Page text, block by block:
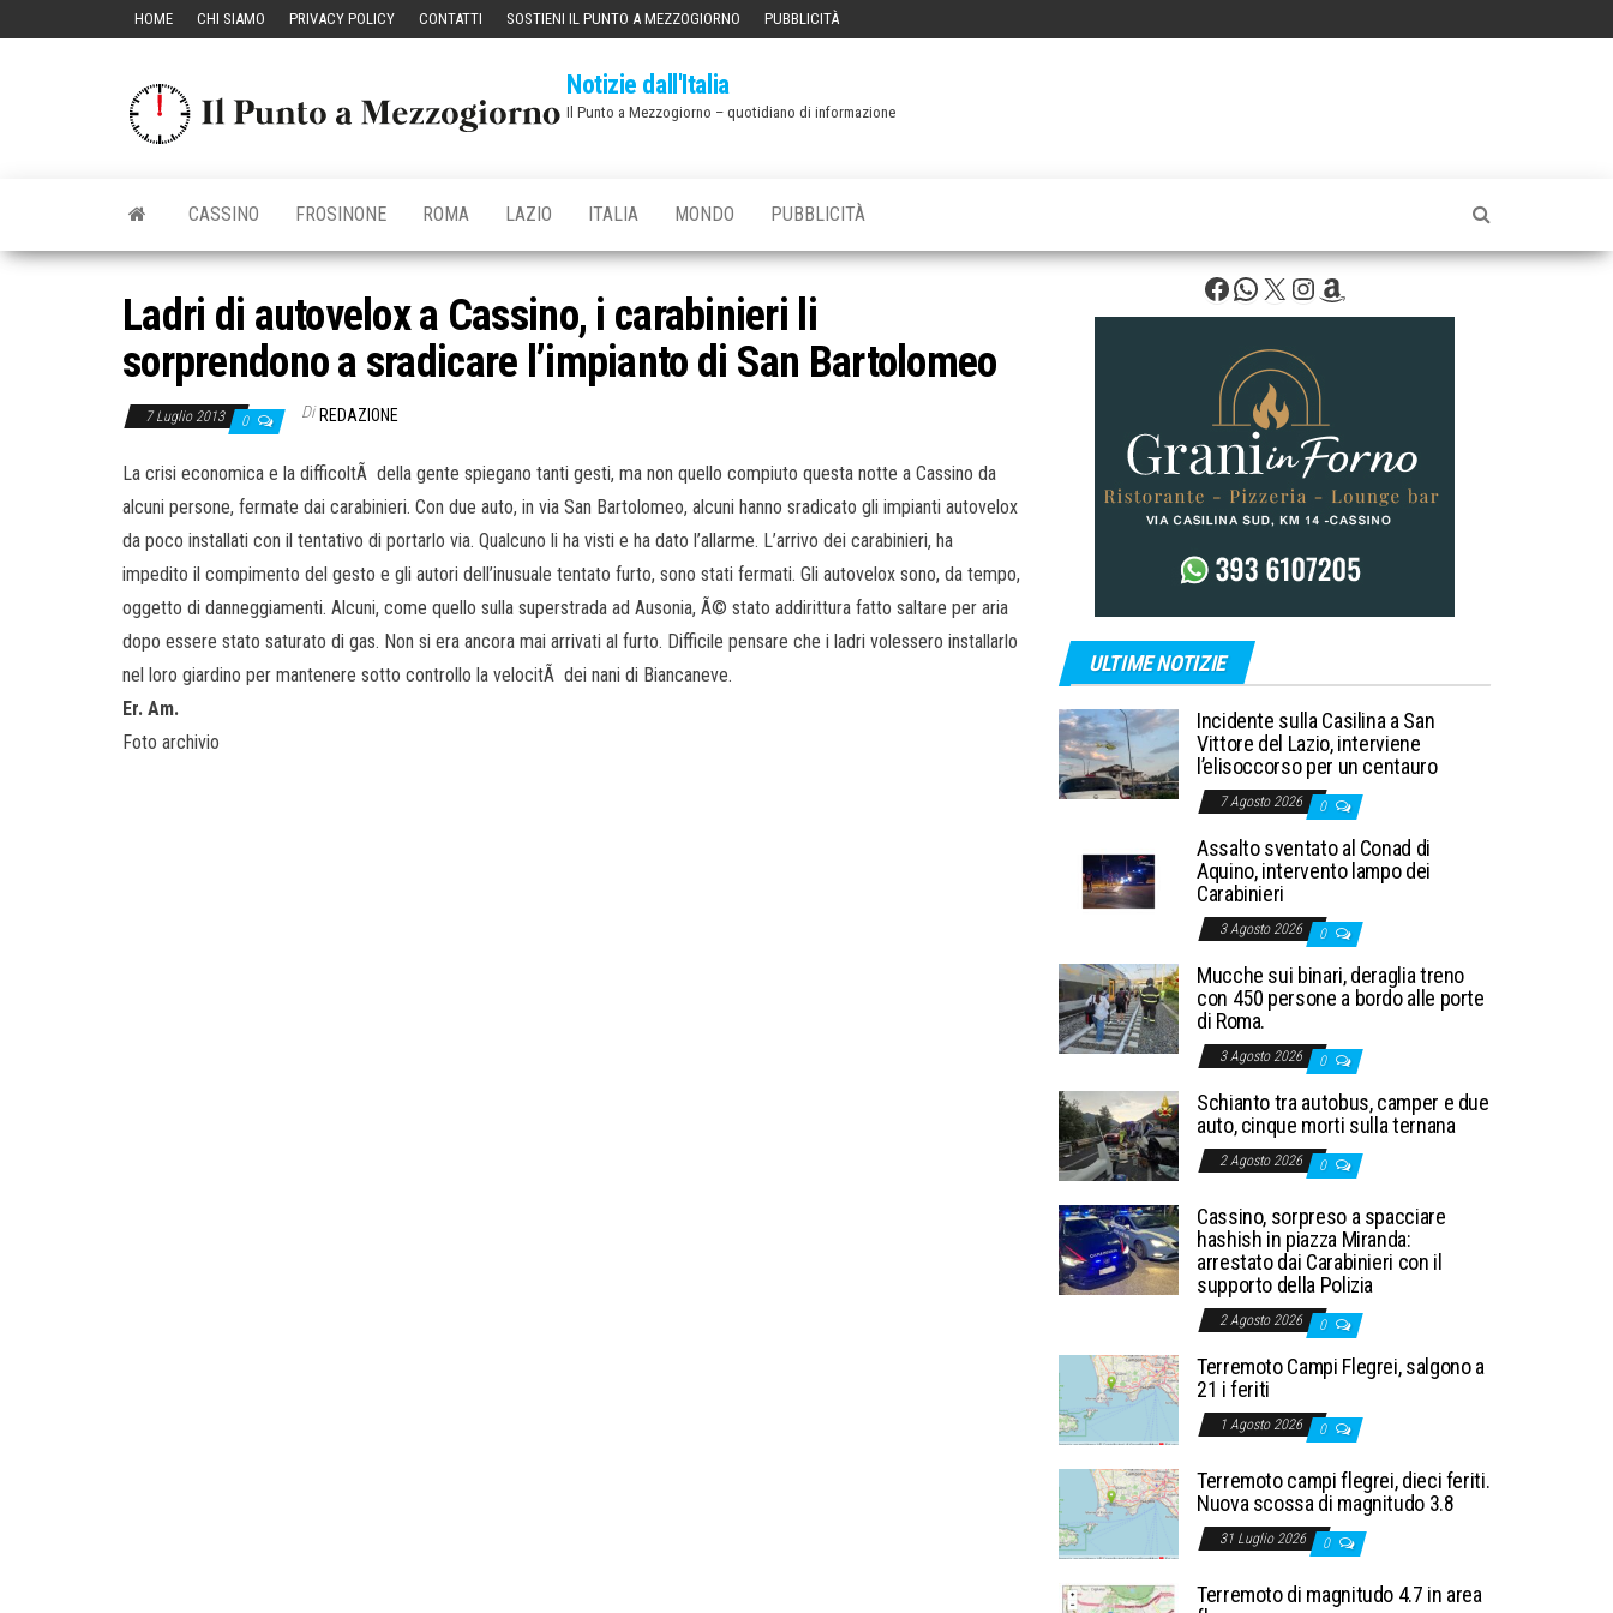
HOME CHI SIAMO PRIVACY POLICY CONTATTI SOSTIENI IL PUNTO A MEZZOGIORNO PUBBLICITÀ
Notizie dall'Italia
Il Punto a Mezzogiorno – quotidiano di informazione
CASSINO FROSINONE ROMA LAZIO ITALIA MONDO PUBBLICITÀ
Ladri di autovelox a Cassino, i carabinieri li
sorprendono a sradicare l’impianto di San Bartolomeo
7 Luglio 2013 0 Di REDAZIONE
La crisi economica e la difficoltÃ della gente spiegano tanti gesti, ma non quello compiuto questa notte a Cassino da
alcuni persone, fermate dai carabinieri. Con due auto, in via San Bartolomeo, alcuni hanno sradicato gli impianti autovelox
da poco installati con il tentativo di portarlo via. Qualcuno li ha visti e ha dato l’allarme. L’arrivo dei carabinieri, ha
impedito il compimento del gesto e gli autori dell’inusuale tentato furto, sono stati fermati. Gli autovelox sono, da tempo,
oggetto di danneggiamenti. Alcuni, come quello sulla superstrada ad Ausonia, Ã© stato addirittura fatto saltare per aria
dopo essere stato saturato di gas. Non si era ancora mai arrivati al furto. Difficile pensare che i ladri volessero installarlo
nel loro giardino per mantenere sotto controllo la velocitÃ dei nani di Biancaneve.
Er. Am.
Foto archivio
Facebook
WhatsApp
X Instagram
Amazon
ULTIME NOTIZIE
Incidente sulla Casilina a San
Vittore del Lazio, interviene
l’elisoccorso per un centauro
7 Agosto 2026 0
Assalto sventato al Conad di
Aquino, intervento lampo dei
Carabinieri
3 Agosto 2026 0
Mucche sui binari, deraglia treno
con 450 persone a bordo alle porte
di Roma.
3 Agosto 2026 0
Schianto tra autobus, camper e due
auto, cinque morti sulla ternana
2 Agosto 2026 0
Cassino, sorpreso a spacciare
hashish in piazza Miranda:
arrestato dai Carabinieri con il
supporto della Polizia
2 Agosto 2026 0
Terremoto Campi Flegrei, salgono a
21 i feriti
1 Agosto 2026 0
Terremoto campi flegrei, dieci feriti.
Nuova scossa di magnitudo 3.8
31 Luglio 2026 0
Terremoto di magnitudo 4.7 in area